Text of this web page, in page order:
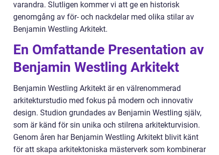
varandra. Slutligen kommer vi att ge en historisk
genomgång av för- och nackdelar med olika stilar av
Benjamin Westling Arkitekt.
En Omfattande Presentation av
Benjamin Westling Arkitekt
Benjamin Westling Arkitekt är en välrenommerad
arkitekturstudio med fokus på modern och innovativ
design. Studion grundades av Benjamin Westling själv,
som är känd för sin unika och stilrena arkitekturvision.
Genom åren har Benjamin Westling Arkitekt blivit känt
för att skapa arkitektoniska mästerverk som kombinerar